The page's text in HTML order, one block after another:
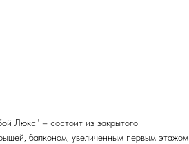
Люкс" – состоит из закрытого
балконом, увеличенным первым этажом